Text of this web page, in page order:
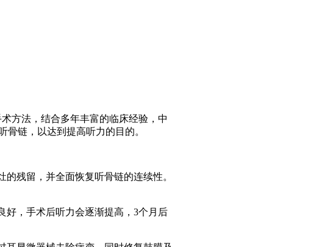
方法，结合多年丰富的临床经验，中
链，以达到提高听力的目的。
残留，并全面恢复听骨链的连续性。
，手术后听力会逐渐提高，3个月后